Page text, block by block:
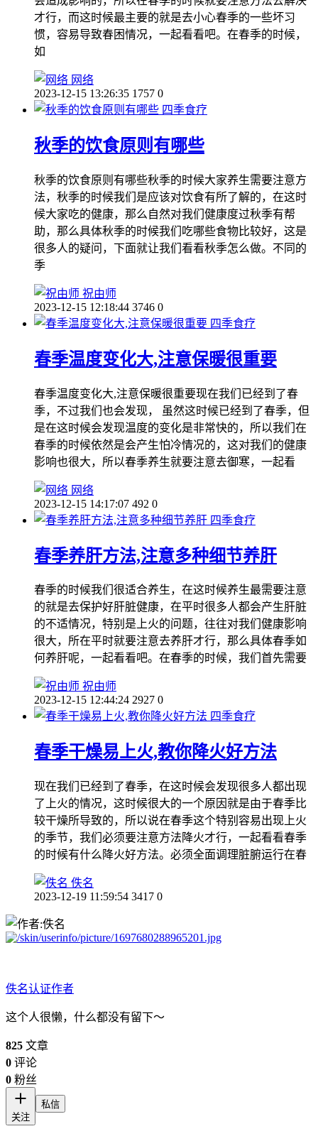
才行，而这时候最主要的就是去小心春季的一些坏习
惯，容易导致春困情况，一起看看吧。在春季的时候，
如
网络
2023-12-15 13:26:35 1757 0
四季食疗
秋季的饮食原则有哪些
秋季的饮食原则有哪些秋季的时候大家养生需要注意方
法，秋季的时候我们是应该对饮食有所了解的，在这时
候大家吃的健康，那么自然对我们健康度过秋季有帮
助，那么具体秋季的时候我们吃哪些食物比较好，这是
很多人的疑问，下面就让我们看看秋季怎么做。不同的
季
祝由师
2023-12-15 12:18:44 3746 0
四季食疗
春季温度变化大,注意保暖很重要
春季温度变化大,注意保暖很重要现在我们已经到了春
季，不过我们也会发现， 虽然这时候已经到了春季，但
是在这时候会发现温度的变化是非常快的，所以我们在
春季的时候依然是会产生怕冷情况的，这对我们的健康
影响也很大，所以春季养生就要注意去御寒，一起看
网络
2023-12-15 14:17:07 492 0
四季食疗
春季养肝方法,注意多种细节养肝
春季的时候我们很适合养生，在这时候养生最需要注意
的就是去保护好肝脏健康，在平时很多人都会产生肝脏
的不适情况，特别是上火的问题，往往对我们健康影响
很大，所在平时就要注意去养肝才行，那么具体春季如
何养肝呢，一起看看吧。在春季的时候，我们首先需要
祝由师
2023-12-15 12:44:24 2927 0
四季食疗
春季干燥易上火,教你降火好方法
现在我们已经到了春季，在这时候会发现很多人都出现
了上火的情况，这时候很大的一个原因就是由于春季比
较干燥所导致的，所以说在春季这个特别容易出现上火
的季节，我们必须要注意方法降火才行，一起看看春季
的时候有什么降火好方法。必须全面调理脏腑运行在春
佚名
2023-12-19 11:59:54 3417 0
佚名认证作者
这个人很懒，什么都没有留下～
825 文章
0 评论
0 粉丝
关注
私信